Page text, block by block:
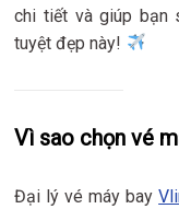
chi tiết và giúp bạn
tuyệt đẹp này!
Vì sao chọn vé
Đại lý vé máy bay